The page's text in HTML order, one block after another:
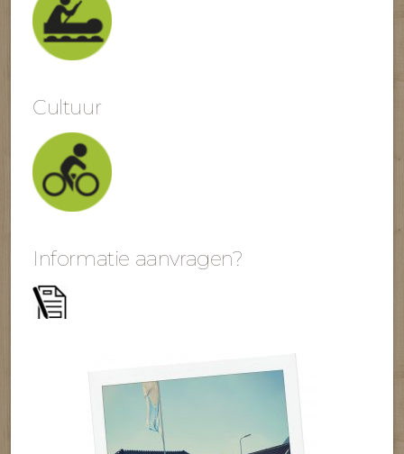
Cultuur
Informatie aanvragen?